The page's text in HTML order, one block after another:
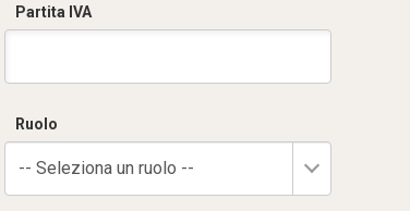
Partita IVA
Ruolo
-- Seleziona un ruolo --